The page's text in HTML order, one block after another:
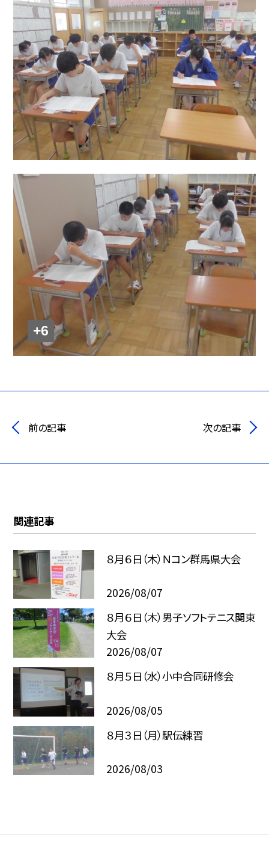
+6
前の記事 次の記事
関連記事
８月６日（木）Ｎコン群馬県大会
2026/08/07
８月６日（木）男子ソフトテニス関東
大会
2026/08/07
８月５日（水）小中合同研修会
2026/08/05
８月３日（月）駅伝練習
2026/08/03